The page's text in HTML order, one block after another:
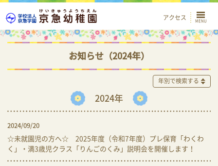
アクセス
お知らせ（2024年）
年別で検索する
2024年
2024/09/20
☆未就園児の方へ☆ 2025年度（令和7年度）プレ保育「わくわ
く」・満3歳児クラス「りんごのくみ」説明会を開催します！